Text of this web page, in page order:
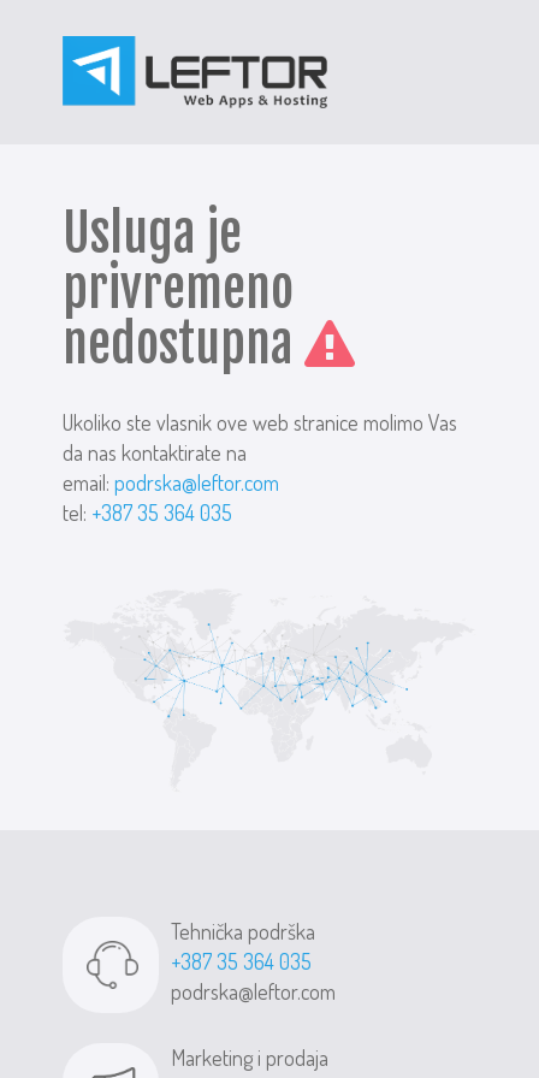
Usluga je
privremeno
nedostupna
Ukoliko ste vlasnik ove web stranice molimo Vas
da nas kontaktirate na
email:podrska@leftor.com
tel: +387 35 364 035
Tehnička podrška
+387 35 364 035
podrska@leftor.com
Marketing i prodaja